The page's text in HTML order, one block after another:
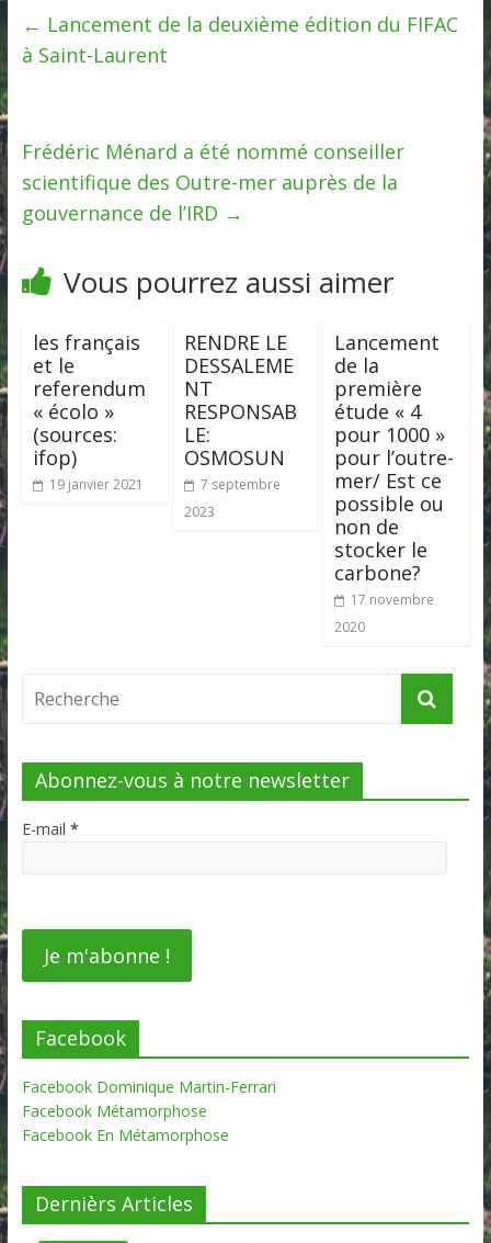
← Lancement de la deuxième édition du FIFAC
à Saint-Laurent
Frédéric Ménard a été nommé conseiller
scientifique des Outre-mer auprès de la
gouvernance de l’IRD →
Vous pourrez aussi aimer
les français
et le
referendum
« écolo »
(sources:
ifop)
19 janvier 2021
RENDRE LE
DESSALEME
NT
RESPONSAB
LE:
OSMOSUN
7 septembre
2023
Lancement
de la
première
étude « 4
pour 1000 »
pour l’outre-
mer/ Est ce
possible ou
non de
stocker le
carbone?
17 novembre
2020
Abonnez-vous à notre newsletter
E-mail *
Facebook
Facebook Dominique Martin-Ferrari
Facebook Métamorphose
Facebook En Métamorphose
Dernièrs Articles